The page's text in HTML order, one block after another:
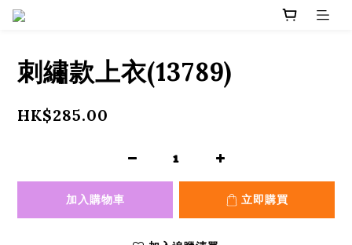
刺繡款上衣(13789)
HK$285.00
加入購物車 立即購買